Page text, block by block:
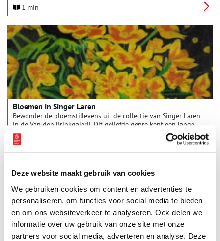
Deze website maakt gebruik van cookies
We gebruiken cookies om content en advertenties te
personaliseren, om functies voor social media te bieden
en om ons websiteverkeer te analyseren. Ook delen we
informatie over uw gebruik van onze site met onze
partners voor social media, adverteren en analyse. Deze
schilderij betreft een vroeg bloemstilleven, uitgevoerd in
De intieme schaal en sobere compositie wijzen erop dat Redon
het werk vermoedelijk voor zichzelf schilderde. Met minimale
middelen – enkele bloemen in een Chinees porseleinen kopje
– creëerde hij een verstilde compositie, waarin het heldere
rood van de bloemen scherp afsteekt tegen de rustige
achtergrond.
1 min
Bloemen in Singer Laren
Bewonder de bloemstillevens uit de collectie van Singer Laren
in de Van den Brinkgalerij. Dit geliefde genre kent een lange
traditie in Nederland en ondergaat rond 1870 een grote
verandering. Van natuurgetrouwe, bijna encyclopedische
weergaven, naar expressieve schilderijen in felle kleuren met
Gestel.